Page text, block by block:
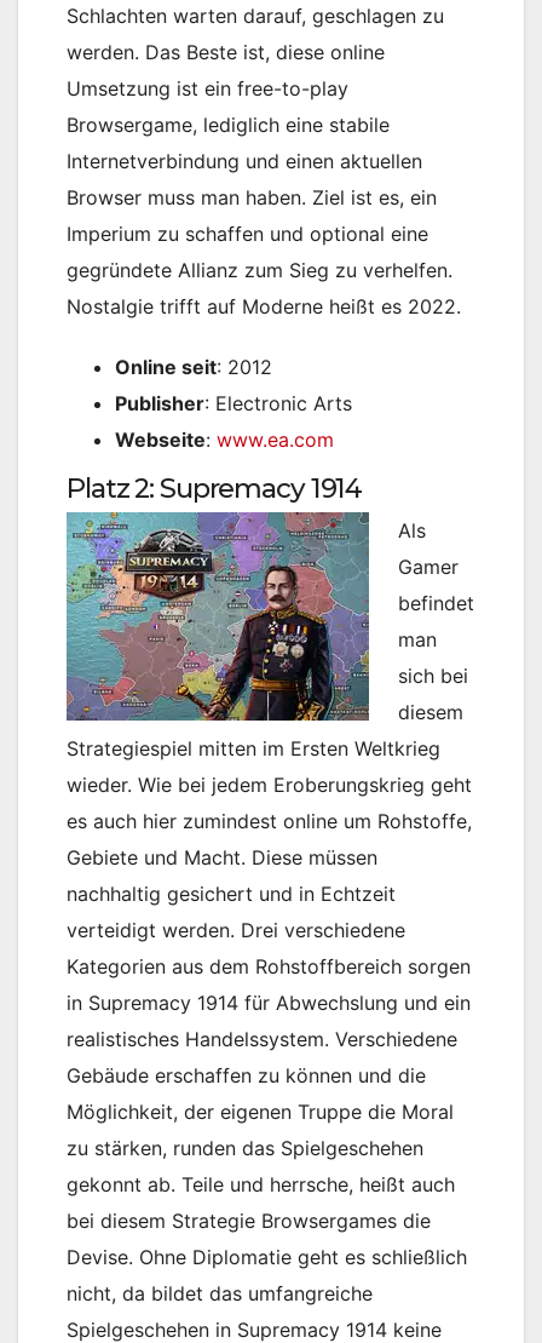
Schlachten warten darauf, geschlagen zu
werden. Das Beste ist, diese online
Umsetzung ist ein free-to-play
Browsergame, lediglich eine stabile
Internetverbindung und einen aktuellen
Browser muss man haben. Ziel ist es, ein
Imperium zu schaffen und optional eine
gegründete Allianz zum Sieg zu verhelfen.
Nostalgie trifft auf Moderne heißt es 2022.
Online seit: 2012
Publisher: Electronic Arts
Webseite: www.ea.com
Platz 2: Supremacy 1914
Als
Gamer
befindet
man
sich bei
diesem
Strategiespiel mitten im Ersten Weltkrieg
wieder. Wie bei jedem Eroberungskrieg geht
es auch hier zumindest online um Rohstoffe,
Gebiete und Macht. Diese müssen
nachhaltig gesichert und in Echtzeit
verteidigt werden. Drei verschiedene
Kategorien aus dem Rohstoffbereich sorgen
in Supremacy 1914 für Abwechslung und ein
realistisches Handelssystem. Verschiedene
Gebäude erschaffen zu können und die
Möglichkeit, der eigenen Truppe die Moral
zu stärken, runden das Spielgeschehen
gekonnt ab. Teile und herrsche, heißt auch
bei diesem Strategie Browsergames die
Devise. Ohne Diplomatie geht es schließlich
nicht, da bildet das umfangreiche
Spielgeschehen in Supremacy 1914 keine